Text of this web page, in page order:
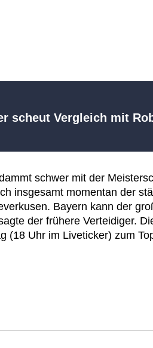
scheut Vergleich mit
schwer mit der
insgesamt momentan der
Bayern kann der
der frühere Verteidiger.
(18 Uhr im Liveticker) zum